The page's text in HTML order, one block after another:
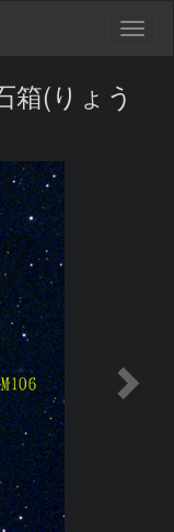
箱(りょう